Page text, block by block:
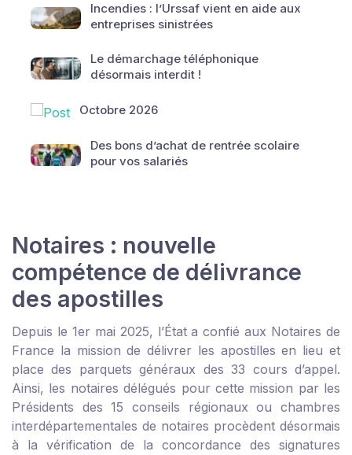
Incendies : l’Urssaf vient en aide aux
entreprises sinistrées
Le démarchage téléphonique
désormais interdit !
Octobre 2026
Des bons d’achat de rentrée scolaire
pour vos salariés
Notaires : nouvelle
compétence de délivrance
des apostilles
Depuis le 1er mai 2025, l’État a confié aux Notaires de
France la mission de délivrer les apostilles en lieu et
place des parquets généraux des 33 cours d’appel.
Ainsi, les notaires délégués pour cette mission par les
Présidents des 15 conseils régionaux ou chambres
interdépartementales de notaires procèdent désormais
à la vérification de la concordance des signatures